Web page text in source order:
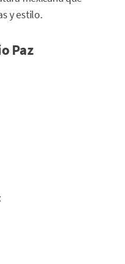
y estilo.
Paz